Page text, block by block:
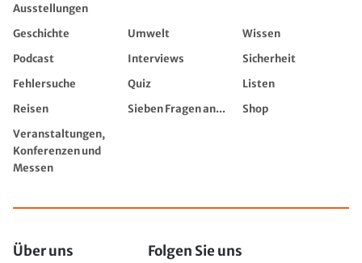
Ausstellungen
Geschichte Umwelt
Wissen
Podcast
Interviews
Sicherheit
Fehlersuche
Quiz
Listen
Reisen
Sieben Fragen an...
Shop
Veranstaltungen,
Konferenzen und
Messen
Über uns Folgen Sie uns